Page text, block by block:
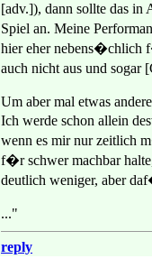
[adv.]), dann sollte das
Spiel an. Meine
hier eher nebens�chlich
auch nicht aus und
Um aber mal etwas
Ich werde schon allein
wenn es mir nur zeitlich
f�r schwer machbar
deutlich weniger, aber
..."
reply